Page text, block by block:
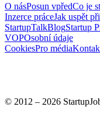
O násPosun vpředCo je
Inzerce práceJak uspět
StartupTalkBlogStartup
VOPOsobní údaje
CookiesPro média
© 2012 – 2026